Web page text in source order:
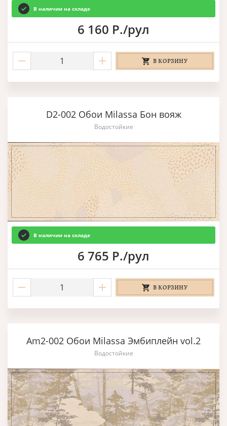
В наличии на складе
6 160 Р./рул
В КОРЗИНУ
D2-002 Обои Milassa Бон вояж
Водостойкие
В наличии на складе
6 765 Р./рул
В КОРЗИНУ
Am2-002 Обои Milassa Эмбиплейн vol.2
Водостойкие